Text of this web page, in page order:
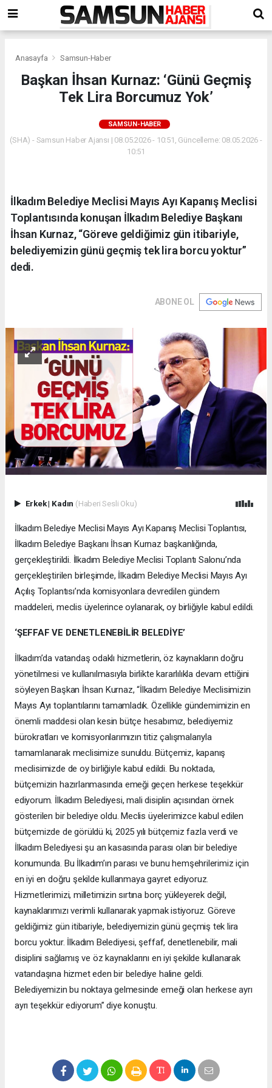
Anasayfa Samsun-Haber
Başkan İhsan Kurnaz: ‘Günü Geçmiş
Tek Lira Borcumuz Yok’
SAMSUN-HABER
(SHA) - Samsun Haber Ajansı | 08.05.2026 - 10:51, Güncelleme: 08.05.2026 -
10:51
İlkadım Belediye Meclisi Mayıs Ayı Kapanış Meclisi
Toplantısında konuşan İlkadım Belediye Başkanı
İhsan Kurnaz, “Göreve geldiğimiz gün itibariyle,
belediyemizin günü geçmiş tek lira borcu yoktur”
dedi.
ABONE OL
Erkek| Kadın (Haberi Sesli Oku)
İlkadım Belediye Meclisi Mayıs Ayı Kapanış Meclisi Toplantısı,
İlkadım Belediye Başkanı İhsan Kurnaz başkanlığında,
gerçekleştirildi. İlkadım Belediye Meclisi Toplantı Salonu’nda
gerçekleştirilen birleşimde, İlkadım Belediye Meclisi Mayıs Ayı
Açılış Toplantısı’nda komisyonlara devredilen gündem
maddeleri, meclis üyelerince oylanarak, oy birliğiyle kabul edildi.
‘ŞEFFAF VE DENETLENEBİLİR BELEDİYE’
İlkadım’da vatandaş odaklı hizmetlerin, öz kaynakların doğru
yönetilmesi ve kullanılmasıyla birlikte kararlılıkla devam ettiğini
söyleyen Başkan İhsan Kurnaz, “İlkadım Belediye Meclisimizin
Mayıs Ayı toplantılarını tamamladık. Özellikle gündemimizin en
önemli maddesi olan kesin bütçe hesabımız, belediyemiz
bürokratları ve komisyonlarımızın titiz çalışmalarıyla
tamamlanarak meclisimize sunuldu. Bütçemiz, kapanış
meclisimizde de oy birliğiyle kabul edildi. Bu noktada,
bütçemizin hazırlanmasında emeği geçen herkese teşekkür
ediyorum. İlkadım Belediyesi, mali disiplin açısından örnek
gösterilen bir belediye oldu. Meclis üyelerimizce kabul edilen
bütçemizde de görüldü ki, 2025 yılı bütçemiz fazla verdi ve
İlkadım Belediyesi şu an kasasında parası olan bir belediye
konumunda. Bu İlkadım’ın parası ve bunu hemşehrilerimiz için
en iyi en doğru şekilde kullanmaya gayret ediyoruz.
Hizmetlerimizi, milletimizin sırtına borç yükleyerek değil,
kaynaklarımızı verimli kullanarak yapmak istiyoruz. Göreve
geldiğimiz gün itibariyle, belediyemizin günü geçmiş tek lira
borcu yoktur. İlkadım Belediyesi, şeffaf, denetlenebilir, mali
disiplini sağlamış ve öz kaynaklarını en iyi şekilde kullanarak
vatandaşına hizmet eden bir belediye haline geldi.
Belediyemizin bu noktaya gelmesinde emeği olan herkese ayrı
ayrı teşekkür ediyorum” diye konuştu.